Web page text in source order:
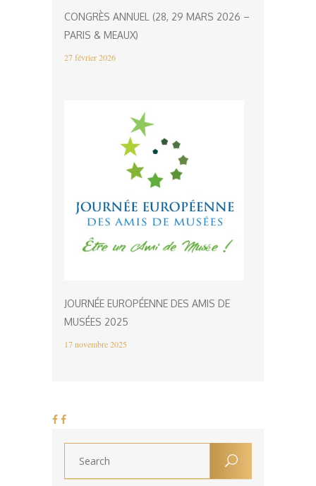
CONGRÈS ANNUEL (28, 29 MARS 2026 –
PARIS & MEAUX)
27 février 2026
JOURNÉE EUROPÉENNE DES AMIS DE
MUSÉES 2025
17 novembre 2025